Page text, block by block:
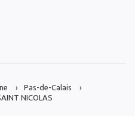
Pas-de-Calais
NICOLAS